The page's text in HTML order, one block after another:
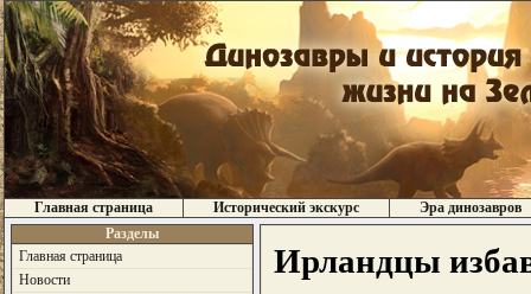
Главная страница Исторический экскурс
Эра динозавров
Разделы
Главная страница
Новости
Ирландцы